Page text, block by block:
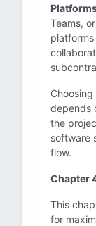
Teams,
depends
the
software
flow.
Chapter
This
for